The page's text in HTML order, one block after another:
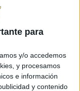
para
y/o accedemos
y procesamos
e información
y contenido
el